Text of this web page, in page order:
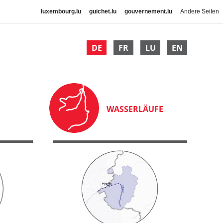
luxembourg.lu guichet.lu gouvernement.lu Andere Seiten
DE FR LU EN
WASSERLÄUFE